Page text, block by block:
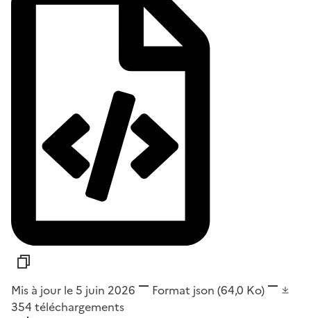
Mis à jour le 5 juin 2026 Format json (64,0 Ko)
354 téléchargements